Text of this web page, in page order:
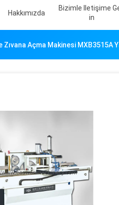
Hakkımızda
Bizimle Iletişime
In
Zıvana Açma Makinesi MXB3515A